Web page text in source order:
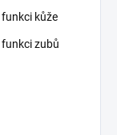
kůže
zubů